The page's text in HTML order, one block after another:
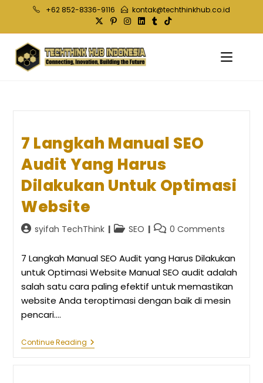
content
+62 852-8336-9116 kontak@techthinkhub.co.id
7 Langkah Manual SEO
Audit Yang Harus
Dilakukan Untuk Optimasi
Website
Postsyifah TechThink
PostSEO
Post0 Comments
7 Langkah Manual SEO Audit yang Harus Dilakukan
untuk Optimasi Website Manual SEO audit adalah
salah satu cara paling efektif untuk memastikan
website Anda teroptimasi dengan baik di mesin
pencari.…
Continue Reading7
Langkah